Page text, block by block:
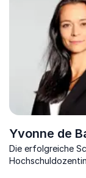
Yvonne de
Die erfolgreiche